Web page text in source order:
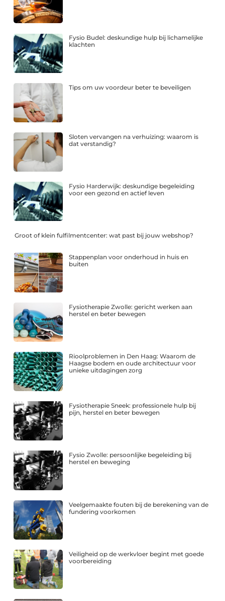
Fysio Budel: deskundige hulp bij lichamelijke
klachten
Tips om uw voordeur beter te beveiligen
Sloten vervangen na verhuizing: waarom is
dat verstandig?
Fysio Harderwijk: deskundige begeleiding
voor een gezond en actief leven
Groot of klein fulfilmentcenter: wat past bij jouw webshop?
Stappenplan voor onderhoud in huis en
buiten
Fysiotherapie Zwolle: gericht werken aan
herstel en beter bewegen
Rioolproblemen in Den Haag: Waarom de
Haagse bodem en oude architectuur voor
unieke uitdagingen zorg
Fysiotherapie Sneek: professionele hulp bij
pijn, herstel en beter bewegen
Fysio Zwolle: persoonlijke begeleiding bij
herstel en beweging
Veelgemaakte fouten bij de berekening van de
fundering voorkomen
Veiligheid op de werkvloer begint met goede
voorbereiding